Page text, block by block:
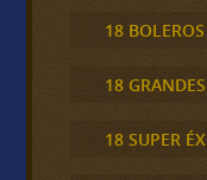
18
18
18 SUPER